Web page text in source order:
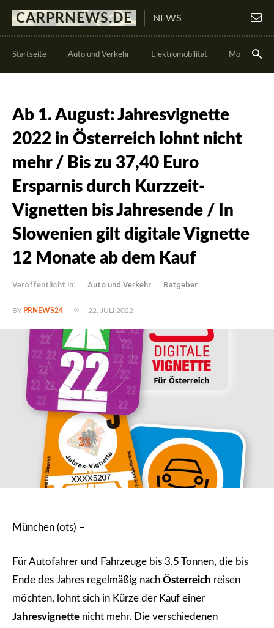
CARPRNEWS.DE NEWS
Startseite Auto und Verkehr Elektromobilität Motorsport
Ab 1. August: Jahresvignette
2022 in Österreich lohnt nicht
mehr / Bis zu 37,40 Euro
Ersparnis durch Kurzzeit-
Vignetten bis Jahresende / In
Slowenien gilt digitale Vignette
12 Monate ab dem Kauf
Veröffentlicht in: Auto und Verkehr Ratgeber
BY PRNEWS24 22. JULI 2022
München (ots) –
Für Autofahrer und Fahrzeuge bis 3,5 Tonnen, die bis
Ende des Jahres regelmäßig nach Österreich reisen
möchten, lohnt sich in Kürze der Kauf einer
Jahresvignette nicht mehr. Die verschiedenen